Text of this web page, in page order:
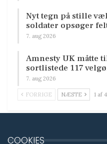
Nyt tegn på stille
soldater opsøger
7. aug 2026
Amnesty UK måtte
sortlistede 117
7. aug 2026
FORRIGE NÆSTE 1 af
COOKIES